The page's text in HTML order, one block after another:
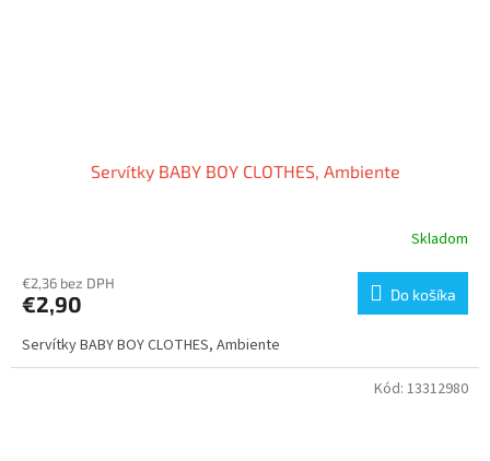
Servítky BABY BOY CLOTHES, Ambiente
Skladom
€2,36 bez DPH
€2,90 Do košíka
Servítky BABY BOY CLOTHES, Ambiente
Kód: 13312980